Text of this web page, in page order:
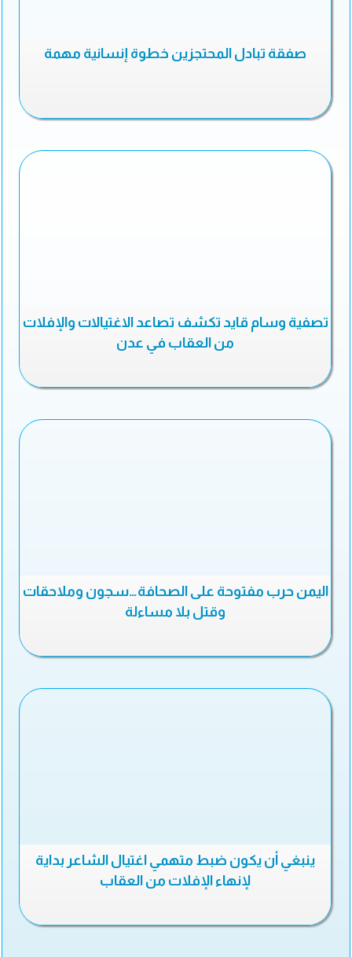
صفقة تبادل المحتجزين خطوة إنسانية مهمة
تصفية وسام قايد تكشف تصاعد الاغتيالات والإفلات
من العقاب في عدن
اليمن حرب مفتوحة على الصحافة…سجون وملاحقات
وقتل بلا مساءلة
ينبغي أن يكون ضبط متهمي اغتيال الشاعر بداية
لإنهاء الإفلات من العقاب